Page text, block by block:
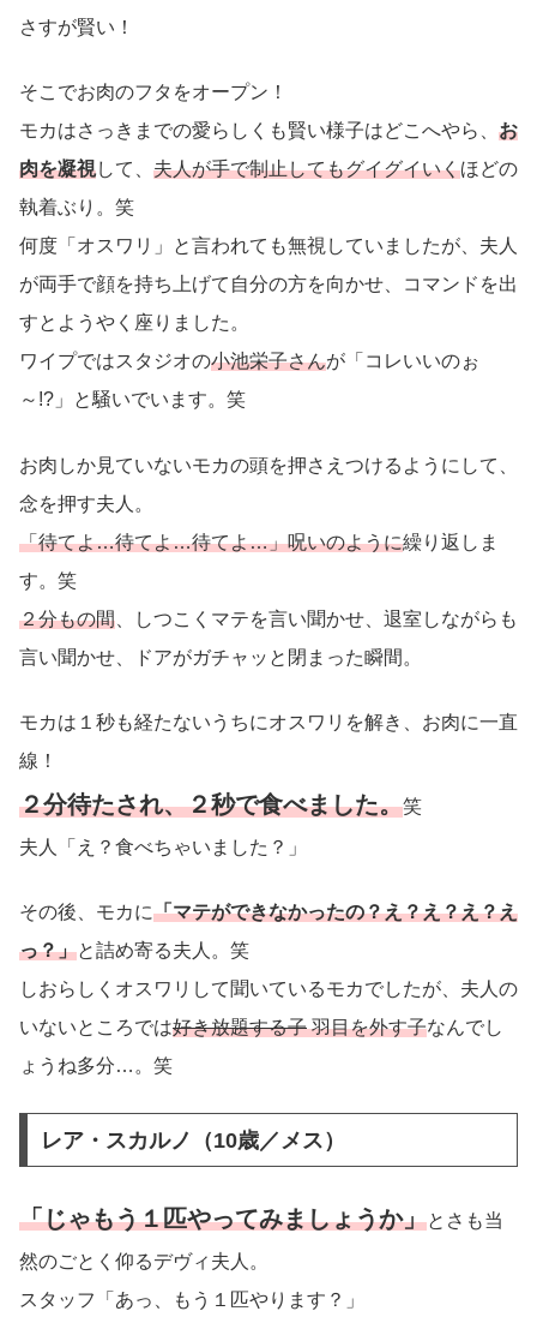
さすが賢い！
そこでお肉のフタをオープン！
モカはさっきまでの愛らしくも賢い様子はどこへやら、 お
肉を凝視して、 夫人が手で制止してもグイグイいくほどの
執着ぶり。笑
何度「オスワリ」と言われても無視していましたが、夫人
が両手で顔を持ち上げて自分の方を向かせ、コマンドを出
すとようやく座りました。
ワイプではスタジオの小池栄子さんが「コレいいのぉ
～!?」と騒いでいます。笑
お肉しか見ていないモカの頭を押さえつけるようにして、
念を押す夫人。
「待てよ…待てよ…待てよ…」呪いのように繰り返しま
す。笑
２分もの間 、しつこくマテを言い聞かせ、退室しながらも
言い聞かせ、ドアがガチャッと閉まった瞬間。
モカは１秒も経たないうちにオスワリを解き、お肉に一直
線！
２分待たされ、２秒で食べました。笑
夫人「え？食べちゃいました？」
その後、モカに「マテができなかったの？え？え？え？え
っ？」と詰め寄る夫人。笑
しおらしくオスワリして聞いているモカでしたが、夫人の
いないところでは好き放題する子羽目を外す子なんでし
ょうね多分…。笑
レア・スカルノ（10歳／メス）
「じゃもう１匹やってみましょうか」とさも当
然のごとく仰るデヴィ夫人。
スタッフ「あっ、もう１匹やります？」